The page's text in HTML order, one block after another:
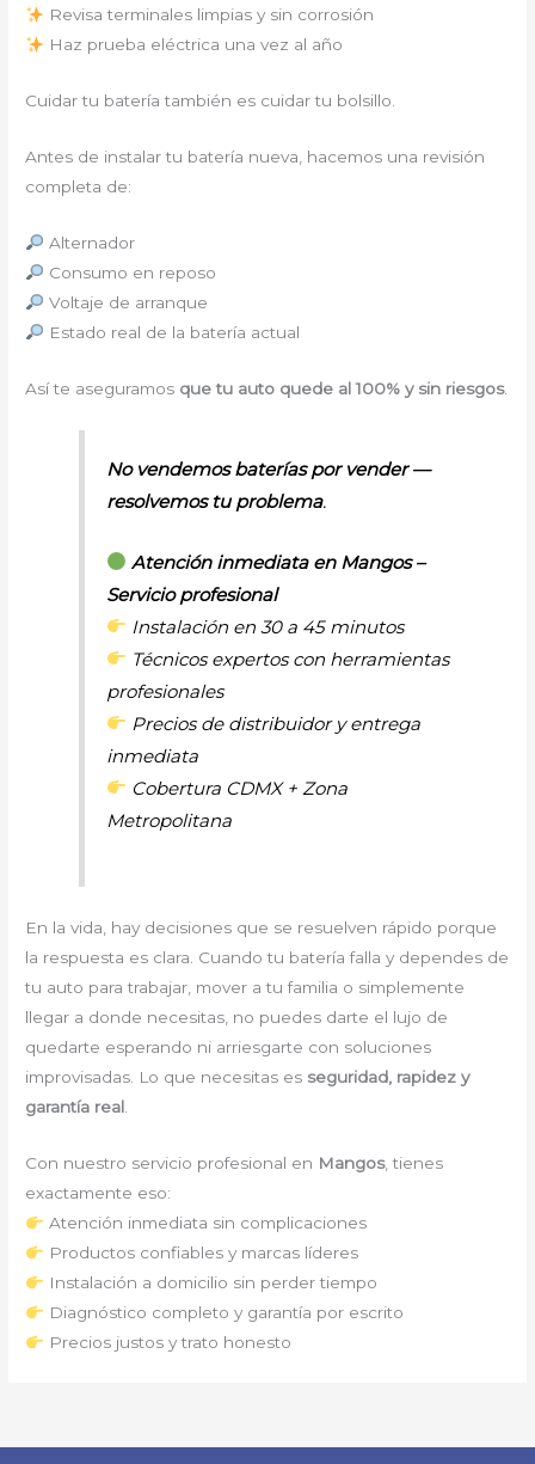
Revisa terminales limpias y sin corrosión
Haz prueba eléctrica una vez al año
Cuidar tu batería también es cuidar tu bolsillo.
Antes de instalar tu batería nueva, hacemos una revisión
completa de:
Alternador
Consumo en reposo
Voltaje de arranque
Estado real de la batería actual
Así te aseguramos que tu auto quede al 100% y sin riesgos.
No vendemos baterías por vender —
resolvemos tu problema.
Atención inmediata en Mangos –
Servicio profesional
Instalación en 30 a 45 minutos
Técnicos expertos con herramientas
profesionales
Precios de distribuidor y entrega
inmediata
Cobertura CDMX + Zona
Metropolitana
En la vida, hay decisiones que se resuelven rápido porque
la respuesta es clara. Cuando tu batería falla y dependes de
tu auto para trabajar, mover a tu familia o simplemente
llegar a donde necesitas, no puedes darte el lujo de
quedarte esperando ni arriesgarte con soluciones
improvisadas. Lo que necesitas es seguridad, rapidez y
garantía real.
Con nuestro servicio profesional en Mangos, tienes
exactamente eso:
Atención inmediata sin complicaciones
Productos confiables y marcas líderes
Instalación a domicilio sin perder tiempo
Diagnóstico completo y garantía por escrito
Precios justos y trato honesto